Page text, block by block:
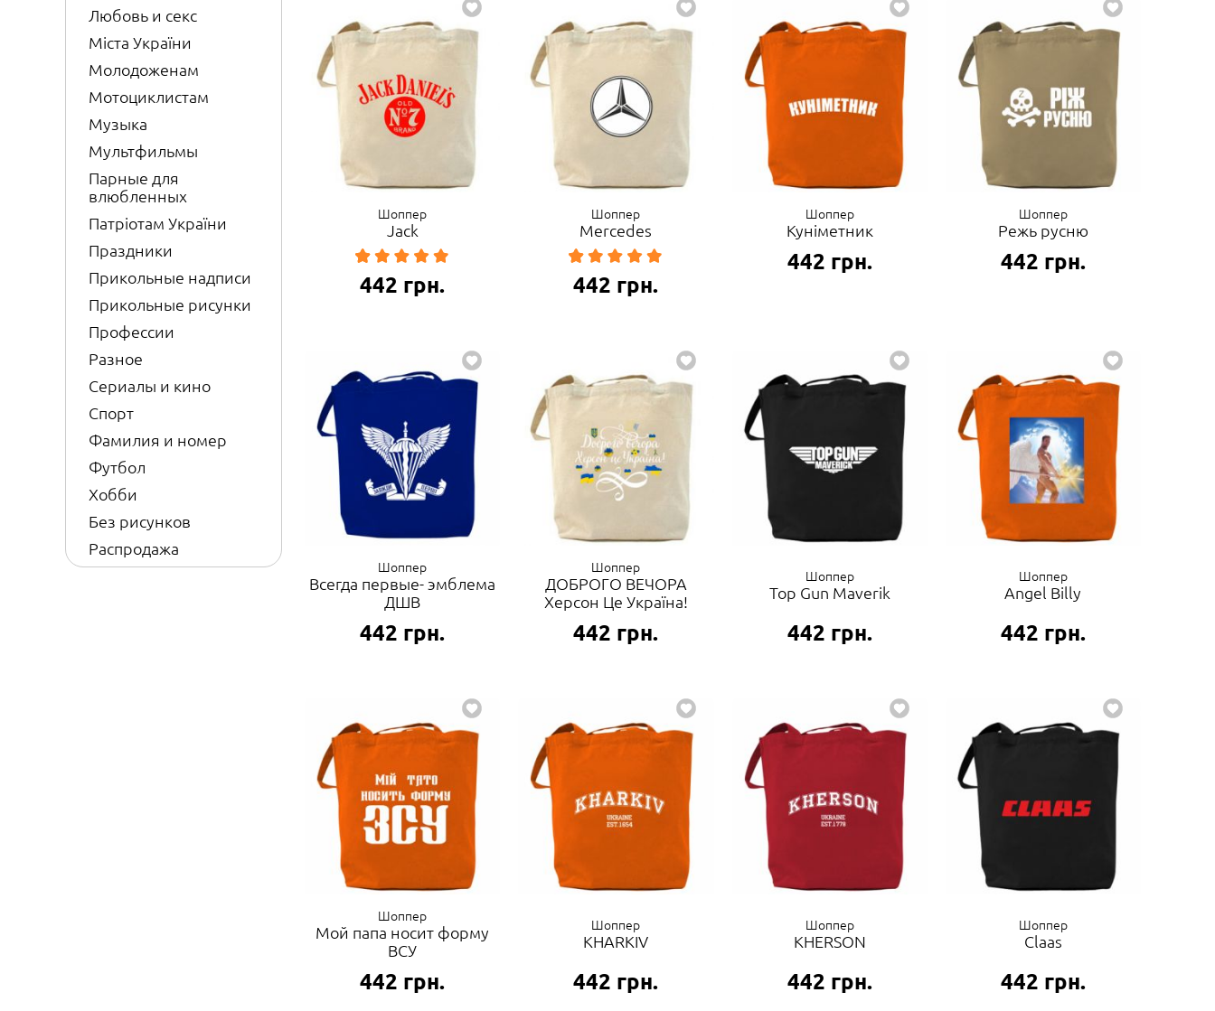
Любовь и секс
Міста України
Молодоженам
Мотоциклистам
Музыка
Мультфильмы
Парные для
влюбленных
Патріотам України
Праздники
Прикольные надписи
Прикольные рисунки
Профессии
Разное
Сериалы и кино
Спорт
Фамилия и номер
Футбол
Хобби
Без рисунков
Распродажа
Шоппер
Jack
442 грн.
Шоппер
Mercedes
442 грн.
Шоппер
Куніметник
442 грн.
Шоппер
Режь русню
442 грн.
Шоппер
Всегда первые- эмблема
ДШВ
442 грн.
Шоппер
ДОБРОГО ВЕЧОРА
Херсон Це Україна!
442 грн.
Шоппер
Top Gun Maverik
442 грн.
Шоппер
Angel Billy
442 грн.
Шоппер
Мой папа носит форму
ВСУ
442 грн.
Шоппер
KHARKIV
442 грн.
Шоппер
KHERSON
442 грн.
Шоппер
Claas
442 грн.